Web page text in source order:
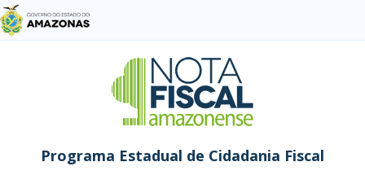
Programa Estadual de Cidadania Fiscal